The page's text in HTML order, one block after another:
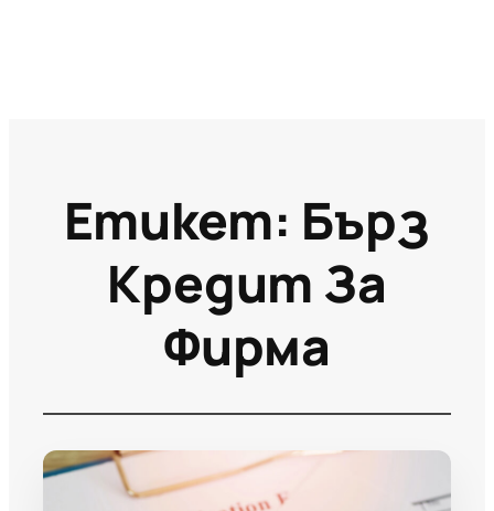
Етикет: Бърз
Кредит За
Фирма